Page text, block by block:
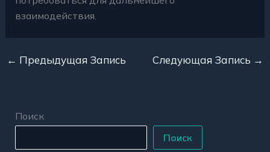
взаимодействия.
← Предыдущая Запись Следующая Запись →
Поиск
Поиск